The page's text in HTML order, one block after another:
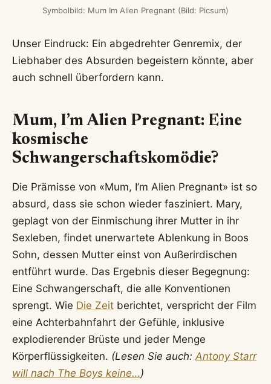
Symbolbild: Mum Im Alien Pregnant (Bild: Picsum)
Unser Eindruck: Ein abgedrehter Genremix, der
Liebhaber des Absurden begeistern könnte, aber
auch schnell überfordern kann.
Mum, I’m Alien Pregnant: Eine
kosmische
Schwangerschaftskomödie?
Die Prämisse von «Mum, I’m Alien Pregnant» ist so
absurd, dass sie schon wieder fasziniert. Mary,
geplagt von der Einmischung ihrer Mutter in ihr
Sexleben, findet unerwartete Ablenkung in Boos
Sohn, dessen Mutter einst von Außerirdischen
entführt wurde. Das Ergebnis dieser Begegnung:
Eine Schwangerschaft, die alle Konventionen
sprengt. Wie Die Zeit berichtet, verspricht der Film
eine Achterbahnfahrt der Gefühle, inklusive
explodierender Brüste und jeder Menge
Körperflüssigkeiten. (Lesen Sie auch: Antony Starr
will nach The Boys keine…)